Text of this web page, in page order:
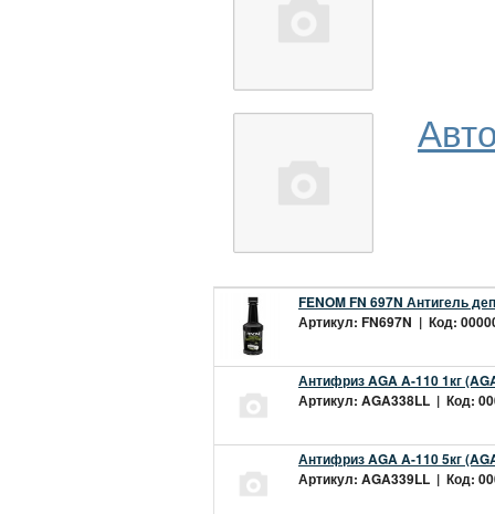
FENOM FN 697N Антигель
Артикул: FN697N | Код:
Антифриз AGA A-110 1кг
Артикул: AGA338LL | Код:
Антифриз AGA A-110 5кг
Артикул: AGA339LL | Код: